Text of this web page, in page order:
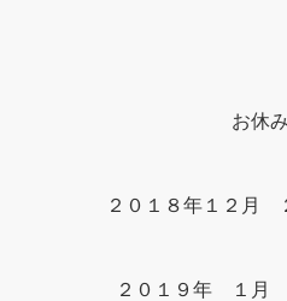
お休
２０１８年１２月
２０１９年 １